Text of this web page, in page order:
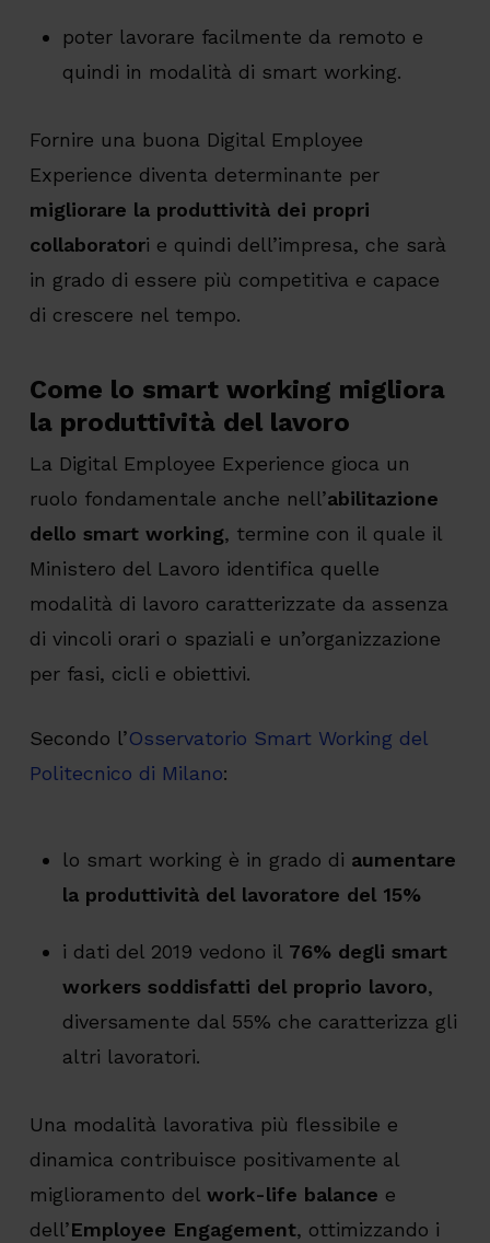
poter lavorare facilmente da remoto e
quindi in modalità di smart working.
Fornire una buona Digital Employee
Experience diventa determinante per
migliorare la produttività dei propri
collaboratori e quindi dell’impresa, che sarà
in grado di essere più competitiva e capace
di crescere nel tempo.
Come lo smart working migliora
la produttività del lavoro
La Digital Employee Experience gioca un
ruolo fondamentale anche nell’abilitazione
dello smart working, termine con il quale il
Ministero del Lavoro identifica quelle
modalità di lavoro caratterizzate da assenza
di vincoli orari o spaziali e un’organizzazione
per fasi, cicli e obiettivi.
Secondo l’Osservatorio Smart Working del
Politecnico di Milano:
lo smart working è in grado di aumentare
la produttività del lavoratore del 15%
i dati del 2019 vedono il 76% degli smart
workers soddisfatti del proprio lavoro,
diversamente dal 55% che caratterizza gli
altri lavoratori.
Una modalità lavorativa più flessibile e
dinamica contribuisce positivamente al
miglioramento del work-life balance e
dell’Employee Engagement, ottimizzando i